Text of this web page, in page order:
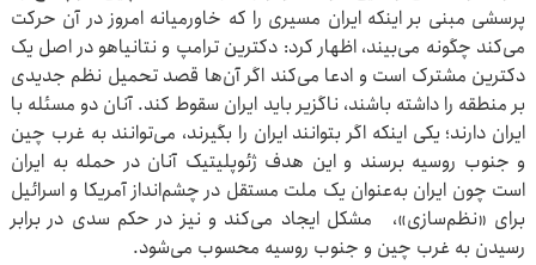
پرسشی مبنی بر اینکه ایران مسیری را که خاورمیانه امروز در آن حرکت
می‌کند چگونه می‌بیند، اظهار کرد: دکترین ترامپ و نتانیاهو در اصل یک
دکترین مشترک است و ادعا می‌کند اگر آن‌ها قصد تحمیل نظم جدیدی
بر منطقه را داشته باشند، ناگزیر باید ایران سقوط کند. آنان دو مسئله با
ایران دارند؛ یکی اینکه اگر بتوانند ایران را بگیرند، می‌توانند به غرب چین
و جنوب روسیه برسند و این هدف ژئوپلیتیک آنان در حمله به ایران
است چون ایران به‌عنوان یک ملت مستقل در چشم‌انداز آمریکا و اسرائیل
برای «نظم‌سازی»، مشکل ایجاد می‌کند و نیز در حکم سدی در برابر
رسیدن به غرب چین و جنوب روسیه محسوب می‌شود.